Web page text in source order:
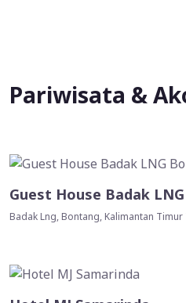
Pariwisata &
Guest House Badak
Badak Lng, Bontang, Kalimantan